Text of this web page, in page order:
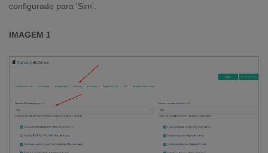
configurado para 'Sim'.
IMAGEM 1